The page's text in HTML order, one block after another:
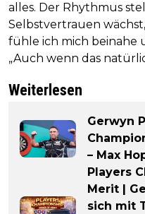
alles. Der Rhythmus
Selbstvertrauen
fühle ich mich beinahe
„Auch wenn das
Weiterlesen
Gerwyn
– Max
Players
Merit |
sich mit